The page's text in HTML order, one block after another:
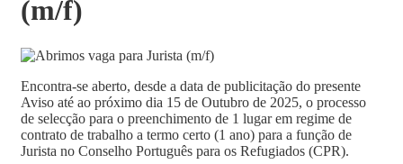
(m/f)
Encontra-se aberto, desde a data de publicitação do presente
Aviso até ao próximo dia 15 de Outubro de 2025, o processo
de selecção para o preenchimento de 1 lugar em regime de
contrato de trabalho a termo certo (1 ano) para a função de
Jurista no Conselho Português para os Refugiados (CPR).